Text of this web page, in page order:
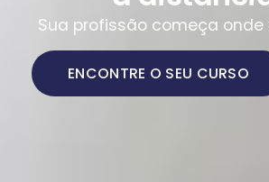
Sua profissão começa onde
ENCONTRE O SEU CURSO